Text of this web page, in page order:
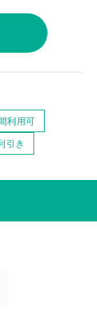
利用可
引き